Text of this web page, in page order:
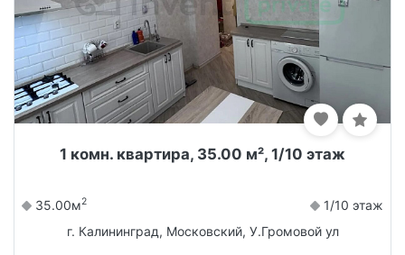
1 комн. квартира, 35.00 м², 1/10 этаж
35.00м2
1/10 этаж
г. Калининград, Московский, У.Громовой ул